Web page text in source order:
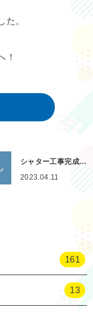
。
！
シャター工事完成…
2023.04.11
161
13